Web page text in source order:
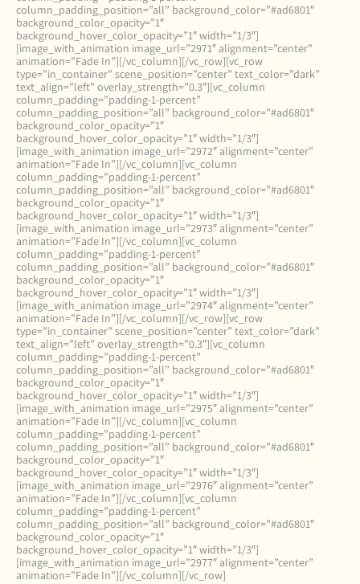
column_padding_position=”all” background_color=”#ad6801″
background_color_opacity=”1″
background_hover_color_opacity=”1″ width=”1/3″]
[image_with_animation image_url=”2971″ alignment=”center”
animation=”Fade In”][/vc_column][/vc_row][vc_row
type=”in_container” scene_position=”center” text_color=”dark”
text_align=”left” overlay_strength=”0.3″][vc_column
column_padding=”padding-1-percent”
column_padding_position=”all” background_color=”#ad6801″
background_color_opacity=”1″
background_hover_color_opacity=”1″ width=”1/3″]
[image_with_animation image_url=”2972″ alignment=”center”
animation=”Fade In”][/vc_column][vc_column
column_padding=”padding-1-percent”
column_padding_position=”all” background_color=”#ad6801″
background_color_opacity=”1″
background_hover_color_opacity=”1″ width=”1/3″]
[image_with_animation image_url=”2973″ alignment=”center”
animation=”Fade In”][/vc_column][vc_column
column_padding=”padding-1-percent”
column_padding_position=”all” background_color=”#ad6801″
background_color_opacity=”1″
background_hover_color_opacity=”1″ width=”1/3″]
[image_with_animation image_url=”2974″ alignment=”center”
animation=”Fade In”][/vc_column][/vc_row][vc_row
type=”in_container” scene_position=”center” text_color=”dark”
text_align=”left” overlay_strength=”0.3″][vc_column
column_padding=”padding-1-percent”
column_padding_position=”all” background_color=”#ad6801″
background_color_opacity=”1″
background_hover_color_opacity=”1″ width=”1/3″]
[image_with_animation image_url=”2975″ alignment=”center”
animation=”Fade In”][/vc_column][vc_column
column_padding=”padding-1-percent”
column_padding_position=”all” background_color=”#ad6801″
background_color_opacity=”1″
background_hover_color_opacity=”1″ width=”1/3″]
[image_with_animation image_url=”2976″ alignment=”center”
animation=”Fade In”][/vc_column][vc_column
column_padding=”padding-1-percent”
column_padding_position=”all” background_color=”#ad6801″
background_color_opacity=”1″
background_hover_color_opacity=”1″ width=”1/3″]
[image_with_animation image_url=”2977″ alignment=”center”
animation=”Fade In”][/vc_column][/vc_row]